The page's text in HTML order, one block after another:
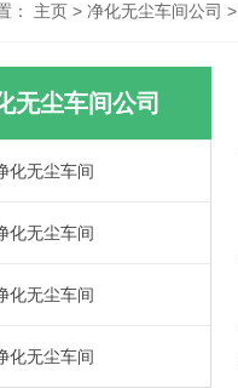
： 主页 > 净化无尘车间公司 >
无尘车间公司
化无尘车间
化无尘车间
化无尘车间
化无尘车间